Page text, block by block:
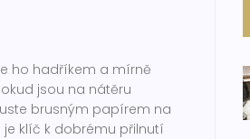
ho hadříkem a mírně
jsou na nátěru
brusným papírem na
je klíč k dobrému přilnutí